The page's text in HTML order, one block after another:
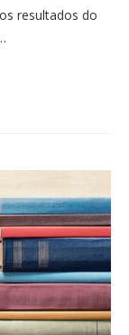
resultados do